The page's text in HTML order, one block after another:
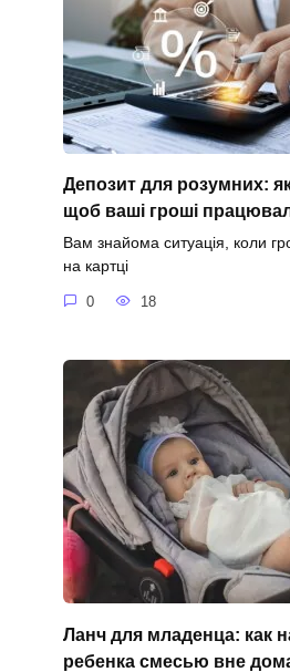
Депозит для розумних:
щоб ваші гроші
Вам знайома ситуація, коли
на картці
0 18
Ланч для младенца: как
ребенка смесью вне